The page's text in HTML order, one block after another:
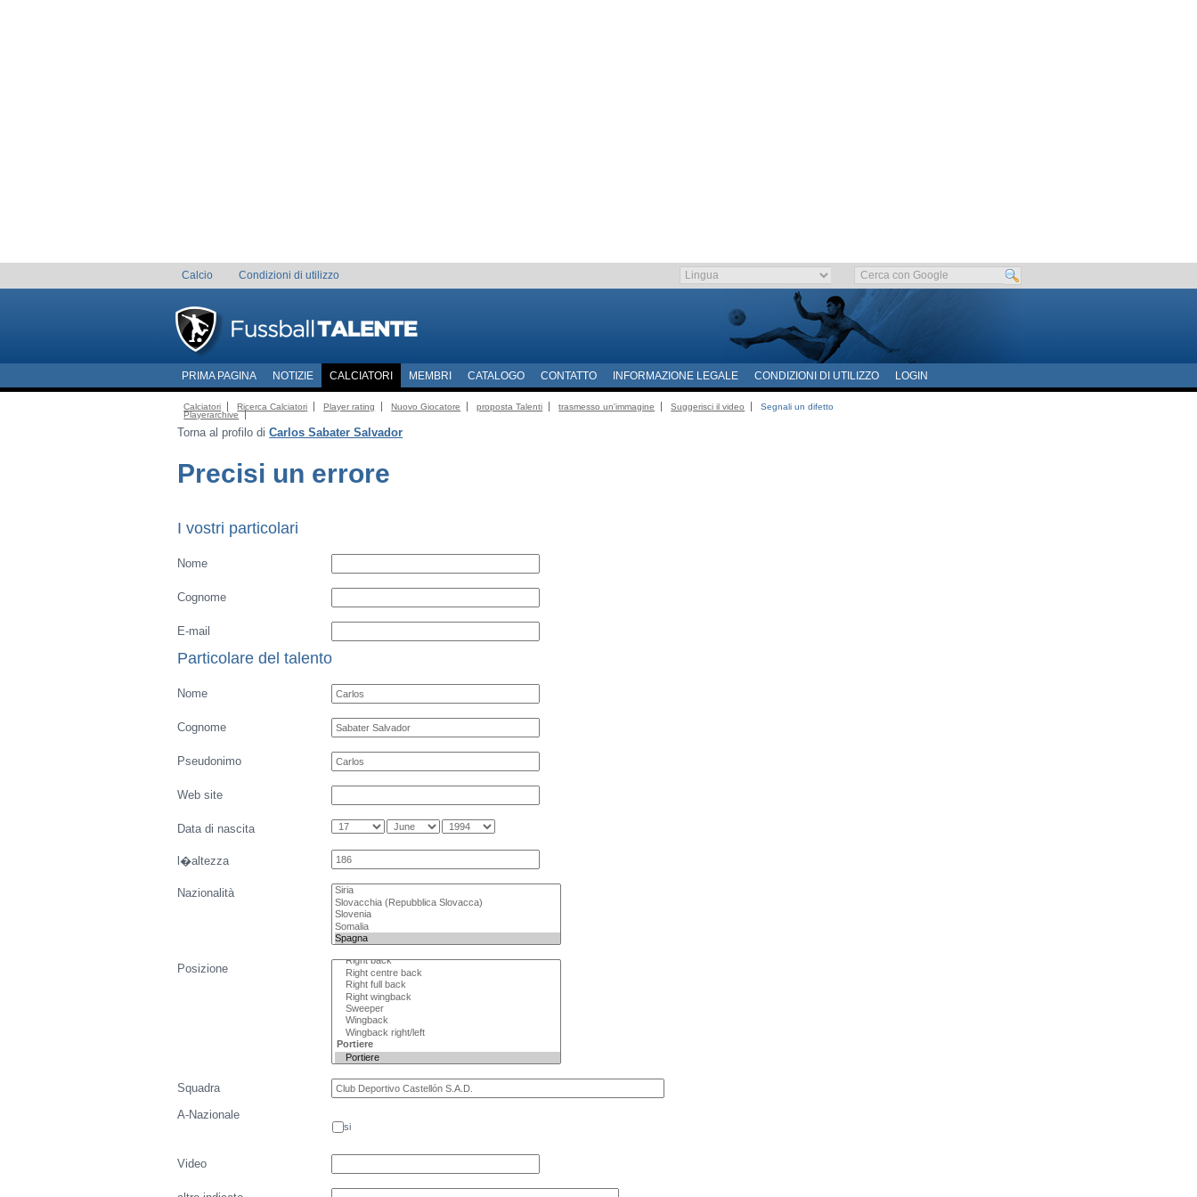
Calcio Condizioni di utilizzo
PRIMA PAGINA NOTIZIE CALCIATORI MEMBRI CATALOGO CONTATTO INFORMAZIONE LEGALE CONDIZIONI DI UTILIZZO LOGIN
Calciatori Ricerca Calciatori Player rating Nuovo Giocatore proposta Talenti trasmesso un'immagine Suggerisci il video
Segnali un difetto
Playerarchive
Torna al profilo di Carlos Sabater Salvador
Precisi un errore
I vostri particolari
Nome
Cognome
E-mail
Particolare del talento
Nome
Cognome
Pseudonimo
Web site
Data di nascita
l�altezza
Nazionalità
Posizione
Squadra
A-Nazionale
si
Video